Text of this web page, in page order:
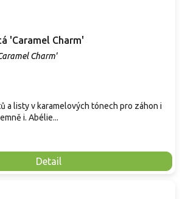
'Caramel Charm'
Charm'
Detail
a listy v karamelových tónech pro záhon i
i. Abélie...